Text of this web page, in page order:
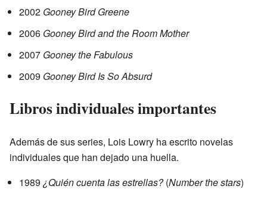
2002 Gooney Bird Greene
2006 Gooney Bird and the Room Mother
2007 Gooney the Fabulous
2009 Gooney Bird Is So Absurd
Libros individuales importantes
Además de sus series, Lois Lowry ha escrito novelas
individuales que han dejado una huella.
1989 ¿Quién cuenta las estrellas?(Number the stars)